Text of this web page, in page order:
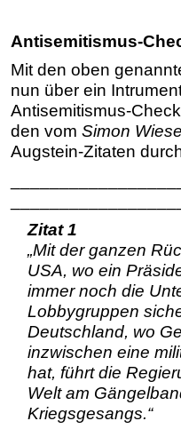
Antisemitismus-
Mit den oben
nun über ein
Antisemitismus-
den vom Simon
Augstein-Zitaten
Zitat 1
„Mit der ganzen
USA, wo ein
immer noch die
Lobbygruppen
Deutschland, wo
inzwischen eine
hat, führt die
Welt am
Kriegsgesangs.“